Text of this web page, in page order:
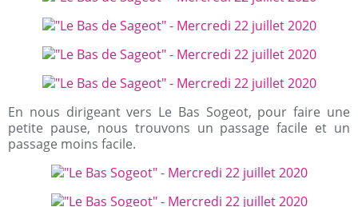
En nous dirigeant vers Le Bas Sogeot, pour faire une
petite pause, nous trouvons un passage facile et un
passage moins facile.